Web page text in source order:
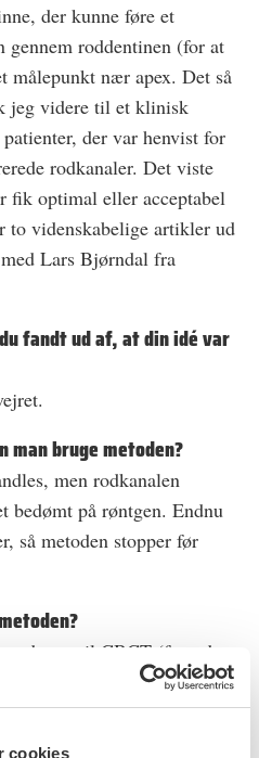
cookies
der kunne føre et
roddentinen (for at
nær apex. Det så
jeg videre til et klinisk
der var henvist for
rodkanaler. Det viste
fik optimal eller acceptabel
to videnskabelige artikler ud
Lars Bjørndal fra
fandt ud af, at din idé var
man bruge metoden?
men rodkanalen
bedømt på røntgen. Endnu
så metoden stopper før
adgang til CBCT (fx ved
digital overfladescanning (fx
disse scanninger